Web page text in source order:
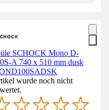
SCHOCK Mono D-
A 740 x 510 mm dusk
wurde noch nicht